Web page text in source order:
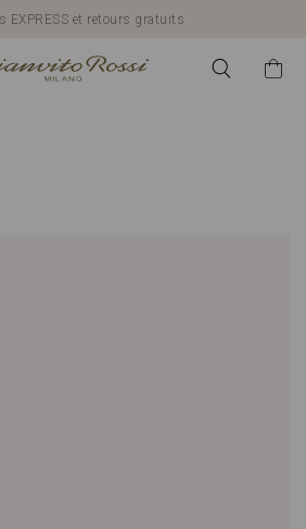
EXPRESS et retours gratuits